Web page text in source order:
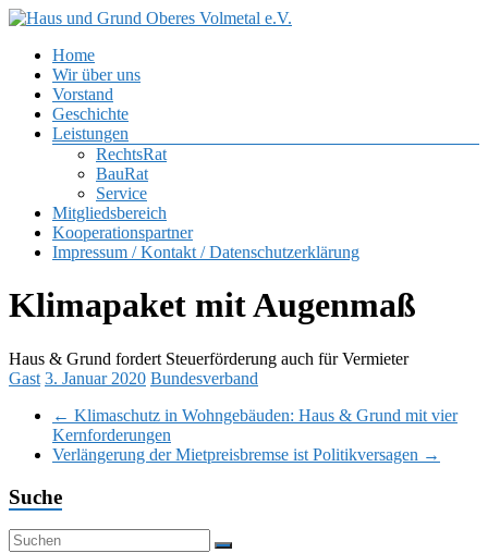
Zum
springen
Haus
und
Grund
Oberes
Volmetal
Menü
Home
Wir über uns
Vorstand
Geschichte
Leistungen
RechtsRat
BauRat
Service
Mitgliedsbereich
Kooperationspartner
Impressum / Kontakt / Datenschutzerklärung
Klimapaket mit Augenmaß
Haus & Grund fordert Steuerförderung auch für Vermieter
Gast 3. Januar 2020 Bundesverband
← Klimaschutz in Wohngebäuden: Haus & Grund mit vier
Kernforderungen
Verlängerung der Mietpreisbremse ist Politikversagen →
Suche